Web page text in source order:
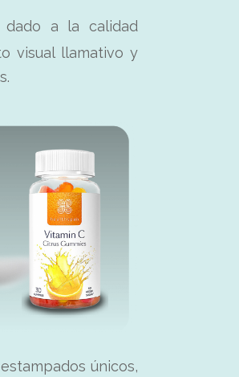
dado a la calidad
visual llamativo y
únicos,